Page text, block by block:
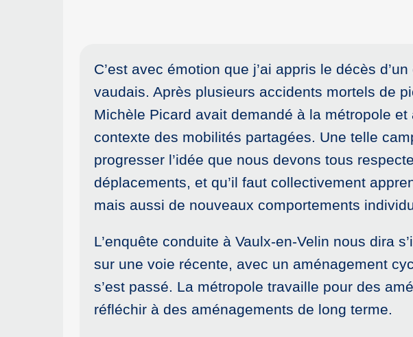
C’est avec émotion que j’ai appris le décès
vaudais. Après plusieurs accidents mortels de
Michèle Picard avait demandé à la métropole
contexte des mobilités partagées. Une telle
progresser l’idée que nous devons tous
déplacements, et qu’il faut collectivement
mais aussi de nouveaux comportements
L’enquête conduite à Vaulx-en-Velin nous dira
sur une voie récente, avec un aménagement
s’est passé. La métropole travaille pour des
réfléchir à des aménagements de long terme.